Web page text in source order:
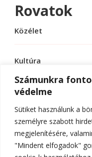
Számunkra
védelme
Sütiket használunk a
személyre szabott
megjelenítésére,
"Mindent elfogadok"
Rovatok
Közélet
Kultúra
Sport
Tudomány